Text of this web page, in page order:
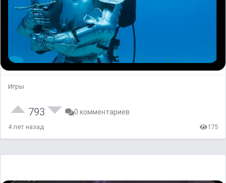
Игры
793 0 комментариев
4 лет назад 175